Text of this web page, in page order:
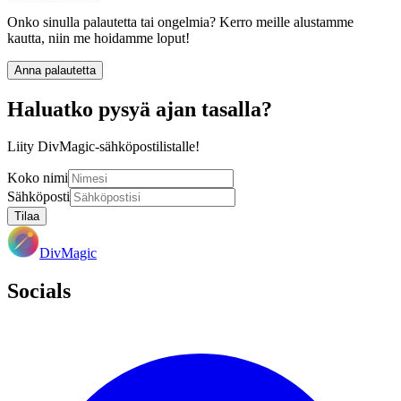
Onko sinulla palautetta tai ongelmia? Kerro meille alustamme
kautta, niin me hoidamme loput!
Anna palautetta
Haluatko pysyä ajan tasalla?
Liity DivMagic-sähköpostilistalle!
Koko nimi
Sähköposti
Tilaa
DivMagic
Socials